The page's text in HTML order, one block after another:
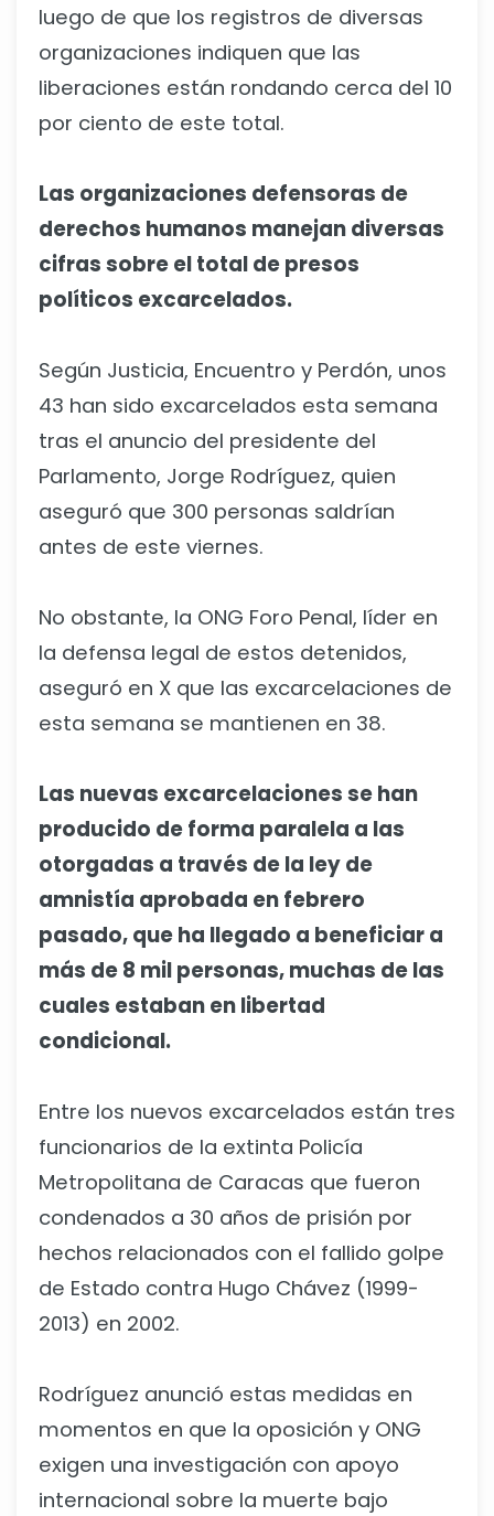
luego de que los registros de diversas
organizaciones indiquen que las
liberaciones están rondando cerca del 10
por ciento de este total.
Las organizaciones defensoras de
derechos humanos manejan diversas
cifras sobre el total de presos
políticos excarcelados.
Según Justicia, Encuentro y Perdón, unos
43 han sido excarcelados esta semana
tras el anuncio del presidente del
Parlamento, Jorge Rodríguez, quien
aseguró que 300 personas saldrían
antes de este viernes.
No obstante, la ONG Foro Penal, líder en
la defensa legal de estos detenidos,
aseguró en X que las excarcelaciones de
esta semana se mantienen en 38.
Las nuevas excarcelaciones se han
producido de forma paralela a las
otorgadas a través de la ley de
amnistía aprobada en febrero
pasado, que ha llegado a beneficiar a
más de 8 mil personas, muchas de las
cuales estaban en libertad
condicional.
Entre los nuevos excarcelados están tres
funcionarios de la extinta Policía
Metropolitana de Caracas que fueron
condenados a 30 años de prisión por
hechos relacionados con el fallido golpe
de Estado contra Hugo Chávez (1999-
2013) en 2002.
Rodríguez anunció estas medidas en
momentos en que la oposición y ONG
exigen una investigación con apoyo
internacional sobre la muerte bajo